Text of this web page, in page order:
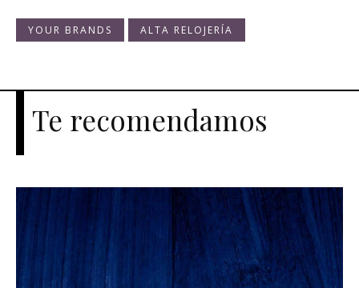
YOUR BRANDS ALTA RELOJERÍA
Te recomendamos